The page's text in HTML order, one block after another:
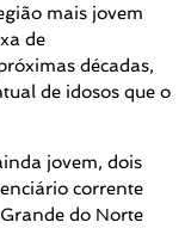
mais jovem
de
décadas,
de idosos que o
jovem, dois
corrente
do Norte